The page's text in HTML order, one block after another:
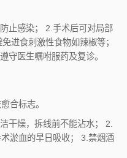
止感染； 2.手术后可对局部
进食刺激性食物如辣椒等；
守医生嘱咐服药及复诊。
合标志。
干燥，拆线前不能沾水； 2.
淤血的早日吸收； 3.禁烟酒